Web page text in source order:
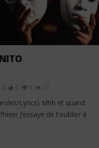
0 0 0 77
Lyrics) Mhh et quand
J’essaye de t’oublier à